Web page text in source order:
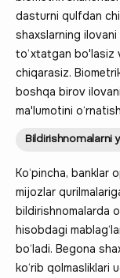
dasturni qulfdan
shaxslarning
to‘xtatgan bo'lasiz
chiqarasiz.
boshqa birov
ma'lumotini
Bildirishnomalarni
Ko‘pincha, banklar
mijozlar
bildirishnomalarda
hisobdagi
bo‘ladi. Begona
ko‘rib qolmasliklari